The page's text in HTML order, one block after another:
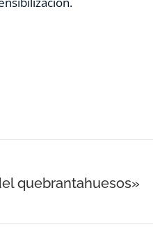
quebrantahuesos»